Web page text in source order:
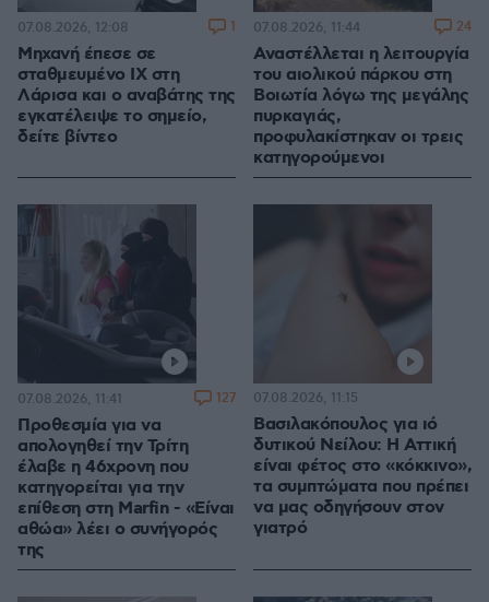
Μηχανή έπεσε σε
σταθμευμένο ΙΧ στη
Λάρισα και ο αναβάτης της
εγκατέλειψε το σημείο,
δείτε βίντεο
07.08.2026, 12:08 1
Αναστέλλεται η λειτουργία
του αιολικού πάρκου στη
Βοιωτία λόγω της μεγάλης
πυρκαγιάς,
προφυλακίστηκαν οι τρεις
κατηγορούμενοι
07.08.2026, 11:44 24
Προθεσμία για να
απολογηθεί την Τρίτη
έλαβε η 46χρονη που
κατηγορείται για την
επίθεση στη Marfin - «Είναι
αθώα» λέει ο συνήγορός
της
07.08.2026, 11:41 127
Βασιλακόπουλος για ιό
δυτικού Νείλου: Η Αττική
είναι φέτος στο «κόκκινο»,
τα συμπτώματα που πρέπει
να μας οδηγήσουν στον
γιατρό
07.08.2026, 11:15